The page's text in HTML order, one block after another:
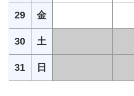
29 金
30 土
31 日